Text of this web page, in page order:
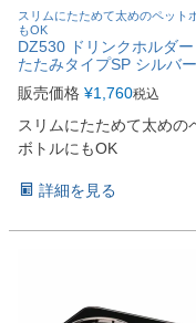
スリムにたためて太めのペット
もOK
DZ530 ドリンクホルダー
たたみタイプSP シルバー
販売価格 ¥1,760税込
スリムにたためて太めの
ボトルにもOK
詳細を見る